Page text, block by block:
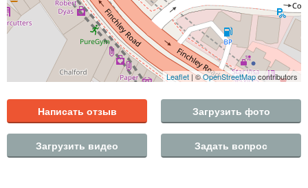
Leaflet | ©OpenStreetMapcontributors
Написать отзыв Загрузить фото
Загрузить видео Задать вопрос